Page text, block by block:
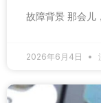
故障背景 那会儿
2026年6月4日